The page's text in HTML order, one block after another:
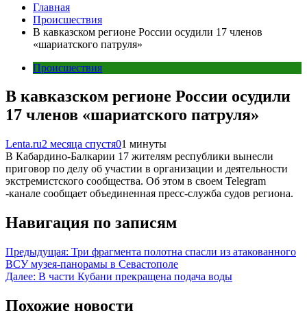
Главная
Происшествия
В кавказском регионе России осудили 17 членов
«шариатского патруля»
Происшествия
В кавказском регионе России осудили
17 членов «шариатского патруля»
Lenta.ru2 месяца спустя01 минуты
В Кабардино-Балкарии 17 жителям республики вынесли
приговор по делу об участии в организации и деятельности
экстремистского сообщества. Об этом в своем Telegram
-канале сообщает объединенная пресс-служба судов региона.
Навигация по записям
Предыдущая: Три фрагмента полотна спасли из атакованного
ВСУ музея-панорамы в Севастополе
Далее: В части Кубани прекращена подача воды
Похожие новости